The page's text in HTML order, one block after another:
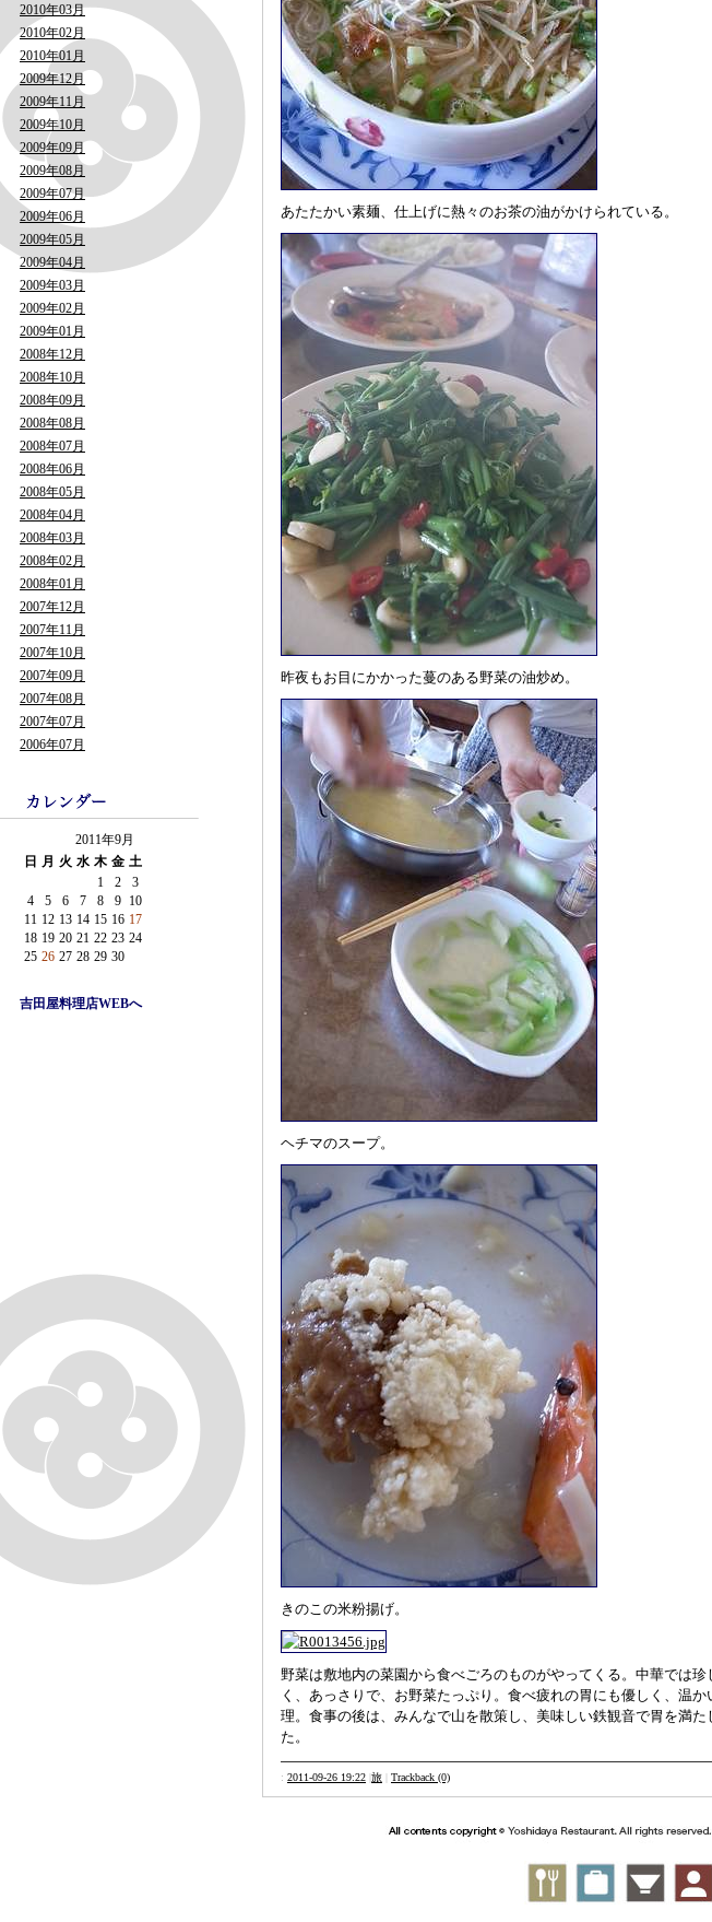
2010年03月
2010年02月
2010年01月
2009年12月
2009年11月
2009年10月
2009年09月
2009年08月
2009年07月
2009年06月
2009年05月
2009年04月
2009年03月
2009年02月
2009年01月
2008年12月
2008年10月
2008年09月
2008年08月
2008年07月
2008年06月
2008年05月
2008年04月
2008年03月
2008年02月
2008年01月
2007年12月
2007年11月
2007年10月
2007年09月
2007年08月
2007年07月
2006年07月
2011年9月
日 月 火 水 木 金 土
1
2
3
4
5 6 7 8 9 10
11 12 13 14 15 16 17
18 19 20 21 22 23 24
25 26 27 28 29 30
吉田屋料理店WEBへ
あたたかい素麺、仕上げに熱々のお茶の油がかけられている。
昨夜もお目にかかった蔓のある野菜の油炒め。
ヘチマのスープ。
きのこの米粉揚げ。
野菜は敷地内の菜園から食べごろのものがやってくる。中華では珍
く、あっさりで、お野菜たっぷり。食べ疲れの胃にも優しく、温か
理。食事の後は、みんなで山を散策し、美味しい鉄観音で胃を満た
た。
: 2011-09-26 19:22 旅 Trackback (0)